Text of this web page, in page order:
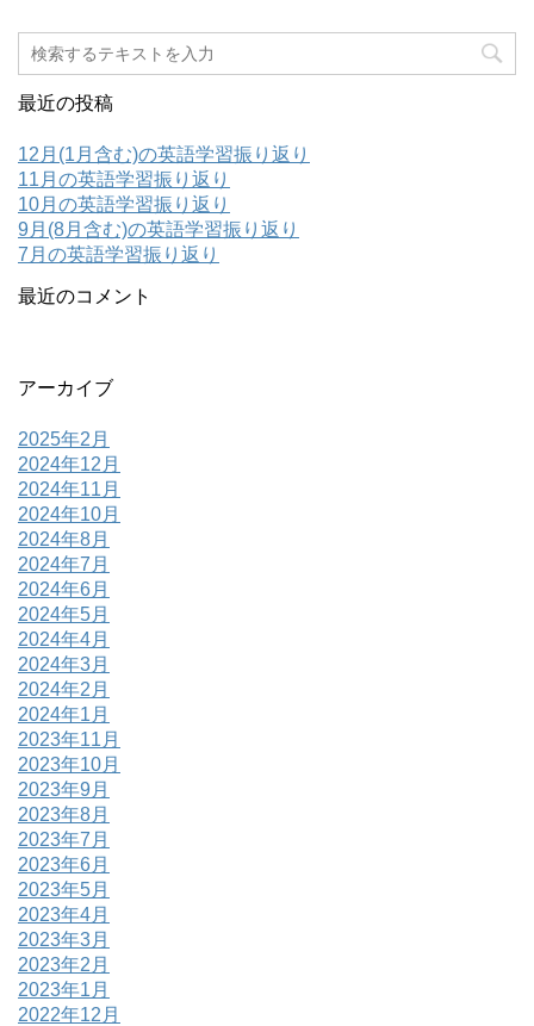
最近の投稿
12月(1月含む)の英語学習振り返り
11月の英語学習振り返り
10月の英語学習振り返り
9月(8月含む)の英語学習振り返り
7月の英語学習振り返り
最近のコメント
アーカイブ
2025年2月
2024年12月
2024年11月
2024年10月
2024年8月
2024年7月
2024年6月
2024年5月
2024年4月
2024年3月
2024年2月
2024年1月
2023年11月
2023年10月
2023年9月
2023年8月
2023年7月
2023年6月
2023年5月
2023年4月
2023年3月
2023年2月
2023年1月
2022年12月